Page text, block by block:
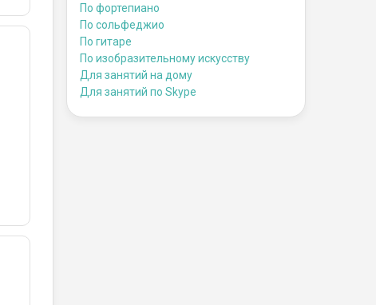
По фортепиано
По сольфеджио
По гитаре
По изобразительному искусству
Для занятий на дому
Для занятий по Skype